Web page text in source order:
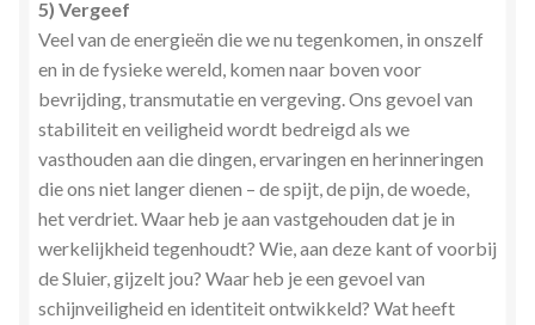
5) Vergeef
Veel van de energieën die we nu tegenkomen, in onszelf
en in de fysieke wereld, komen naar boven voor
bevrijding, transmutatie en vergeving. Ons gevoel van
stabiliteit en veiligheid wordt bedreigd als we
vasthouden aan die dingen, ervaringen en herinneringen
die ons niet langer dienen – de spijt, de pijn, de woede,
het verdriet. Waar heb je aan vastgehouden dat je in
werkelijkheid tegenhoudt? Wie, aan deze kant of voorbij
de Sluier, gijzelt jou? Waar heb je een gevoel van
schijnveiligheid en identiteit ontwikkeld? Wat heeft